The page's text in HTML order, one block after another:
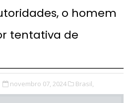
o homem
tentativa de
novembro 07, 2024 Brasil,